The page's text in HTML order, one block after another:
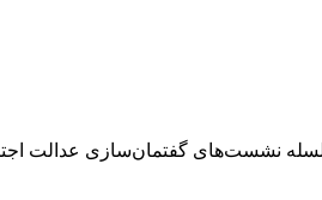
نشست‌های گفتمان‌سازی عدالت